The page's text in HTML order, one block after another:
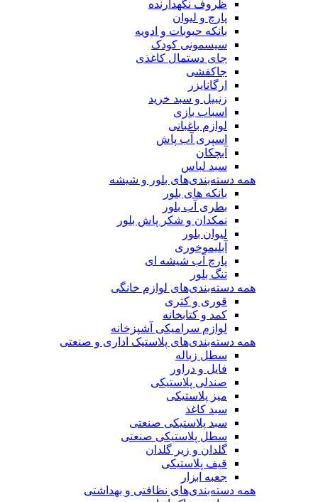
ظروف نگهدارنده
پارچ و لیوان
بانکه حبوبات و ادویه
سیسمونی کودک
جای دستمال کاغذی
جاکفشی
ارگانایزر
زنبیل و سبد خرید
اسباب بازی
لوازم باغبانی
اسپری آب پاش
آبچکان
سبد لباس
همه دسته‌بندی‌های بلور و شیشه
بانکه های بلور
بطری آب بلور
نمکدان و شکر پاش بلور
لیوان بلور
آبلیموخوری
پارچ آب شیشه ای
تنگ بلور
همه دسته‌بندی‌های لوازم خانگی
قوری و کتری
کمد و کتابخانه
لوازم سرامیکی آشپزخانه
همه دسته‌بندی‌های پلاستیک اداری و صنعتی
سطل زباله
فایل و دراور
صندلی پلاستیکی
میز پلاستیکی
سبد کاغذ
سبد پلاستیکی صنعتی
سطل پلاستیکی صنعتی
گلدان و زیر گلدان
قیف پلاستیکی
جعبه ابزار
همه دسته‌بندی‌های نظافتی و بهداشتی